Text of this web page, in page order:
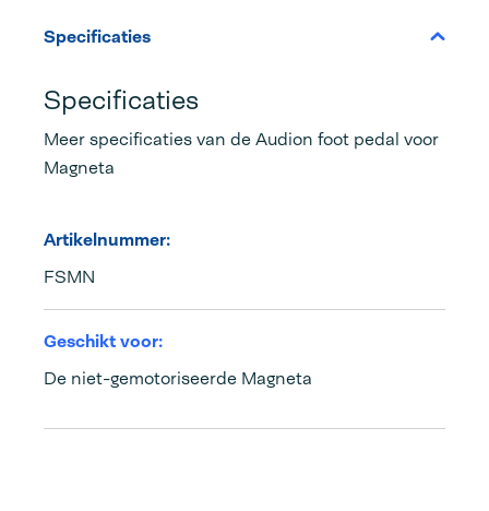
Specificaties
Specificaties
Meer specificaties van de Audion foot pedal voor
Magneta
Artikelnummer:
FSMN
Geschikt voor:
De niet-gemotoriseerde Magneta